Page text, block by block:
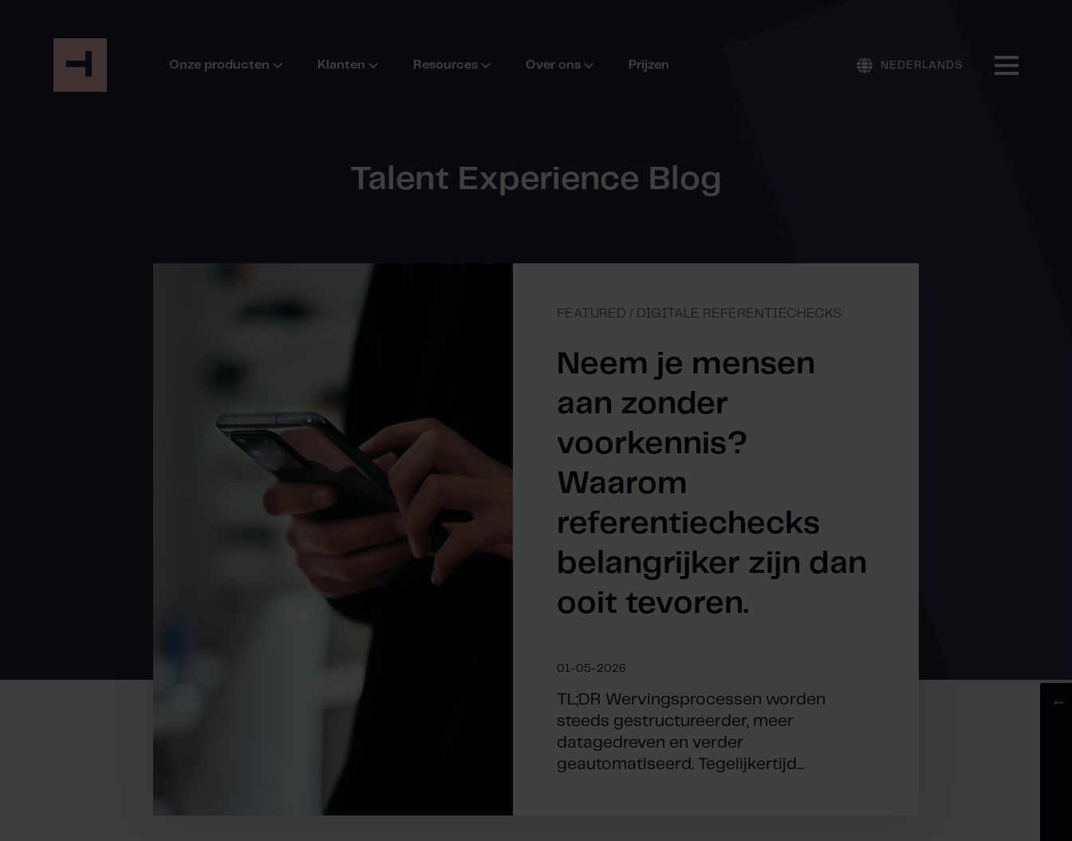
Onze producten Klanten Resources Over ons Prijzen NEDERLANDS
Talent Experience Blog
FEATURED / DIGITALE REFERENTIECHECKS
Neem je mensen
aan zonder
voorkennis?
Waarom
referentiechecks
belangrijker zijn dan
ooit tevoren.
01-05-2026
TL;DR Wervingsprocessen worden
steeds gestructureerder, meer
datagedreven en verder
geautomatiseerd. Tegelijkertijd...